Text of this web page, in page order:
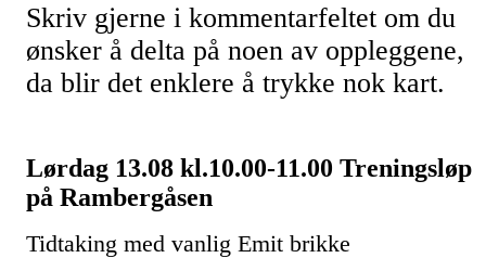
Skriv gjerne i kommentarfeltet om du
ønsker å delta på noen av oppleggene,
da blir det enklere å trykke nok kart.
Lørdag 13.08 kl.10.00-11.00 Treningsløp
på Rambergåsen
Tidtaking med vanlig Emit brikke